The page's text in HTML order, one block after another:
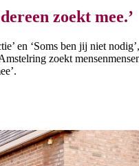
zoekt mee.’
en ‘Soms ben jij niet
zoekt